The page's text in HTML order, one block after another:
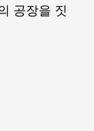
공장을 짓